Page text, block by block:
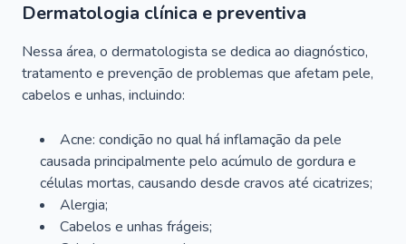
Dermatologia clínica e preventiva
Nessa área, o dermatologista se dedica ao diagnóstico,
tratamento e prevenção de problemas que afetam pele,
cabelos e unhas, incluindo:
Acne: condição no qual há inflamação da pele
causada principalmente pelo acúmulo de gordura e
células mortas, causando desde cravos até cicatrizes;
Alergia;
Cabelos e unhas frágeis;